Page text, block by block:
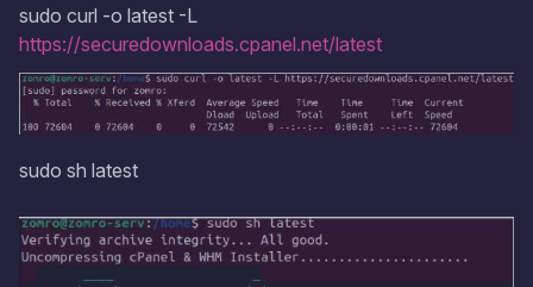
sudo curl -o latest -L
https://securedownloads.cpanel.net/latest
sudo sh latest